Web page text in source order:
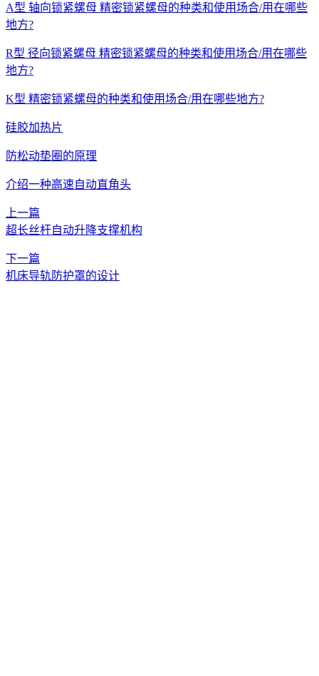
A型 轴向锁紧螺母 精密锁紧螺母的种类和使用场合/用在哪些
地方?
R型 径向锁紧螺母 精密锁紧螺母的种类和使用场合/用在哪些
地方?
K型 精密锁紧螺母的种类和使用场合/用在哪些地方?
硅胶加热片
防松动垫圈的原理
介绍一种高速自动直角头
上一篇
超长丝杆自动升降支撑机构
下一篇
机床导轨防护罩的设计